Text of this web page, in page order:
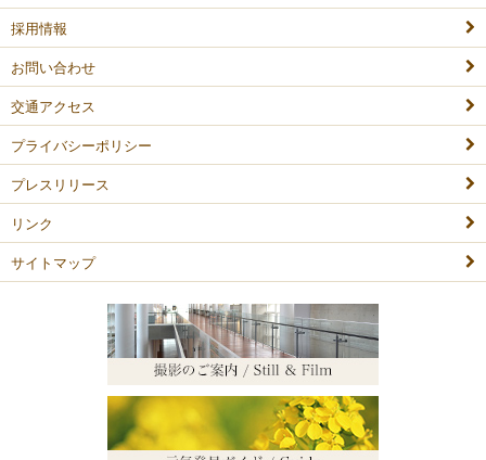
採用情報
お問い合わせ
交通アクセス
プライバシーポリシー
プレスリリース
リンク
サイトマップ